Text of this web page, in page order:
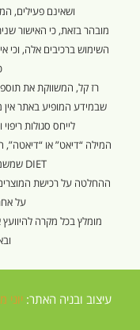
ושאינם פעילים,
מובהר בזאת, כי האישור
השימוש ברכיבים אלה, וכי
רז קל, המשווקת את
שבמידע המופיע באתר אין
לייחס סגולות
המילה “דיאט” או
DIET שמשמעותה “תזונה” או “אורח חיים”.
ההחלטה על רכישת
על
מומלץ בכל מקרה
עיצוב ובניה האתר:יוני